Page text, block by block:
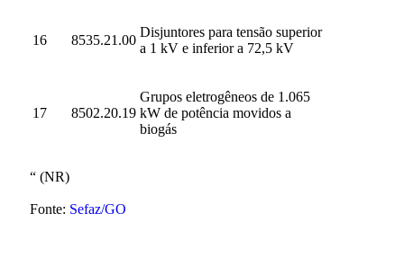
16 8535.21.00
Disjuntores para tensão superior
a 1 kV e inferior a 72,5 kV
17 8502.20.19
Grupos eletrogêneos de 1.065
kW de potência movidos a
biogás
“ (NR)
Fonte: Sefaz/GO